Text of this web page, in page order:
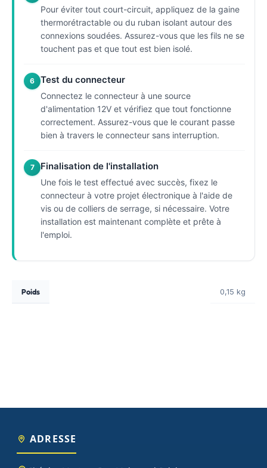
Pour éviter tout court-circuit, appliquez de la gaine
thermorétractable ou du ruban isolant autour des
connexions soudées. Assurez-vous que les fils ne se
touchent pas et que tout est bien isolé.
6 Test du connecteur
Connectez le connecteur à une source
d'alimentation 12V et vérifiez que tout fonctionne
correctement. Assurez-vous que le courant passe
bien à travers le connecteur sans interruption.
7 Finalisation de l'installation
Une fois le test effectué avec succès, fixez le
connecteur à votre projet électronique à l'aide de
vis ou de colliers de serrage, si nécessaire. Votre
installation est maintenant complète et prête à
l'emploi.
Poids 0,15 kg
ADRESSE